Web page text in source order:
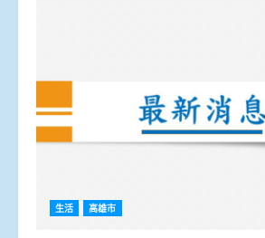
生活 高雄市